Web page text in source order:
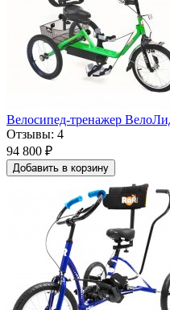
Велосипед-тренажер
Отзывы: 4
94 800 ₽
Добавить в корзину